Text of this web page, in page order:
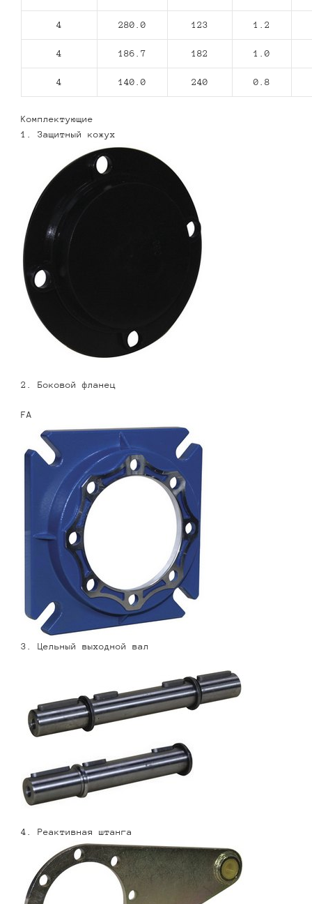
4 280.0 123 1.2
4 186.7 182 1.0
4 140.0 240 0.8
Комплектующие
1. Защитный кожух
2. Боковой фланец
FA
3. Цельный выходной вал
4. Реактивная штанга